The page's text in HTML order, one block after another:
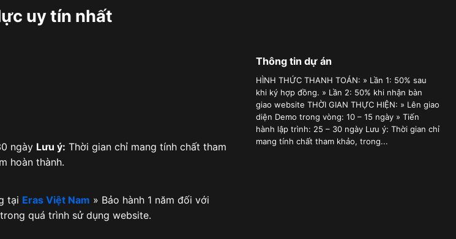
uy tín nhất
ngày Lưu ý: Thời gian chỉ mang tính chất tham
hoàn thành.
tại Eras Việt Nam » Bảo hành 1 năm đối với
quá trình sử dụng website.
Thông tin dự án
HÌNH THỨC THANH TOÁN: » Lần 1: 50% sau
khi ký hợp đồng. » Lần 2: 50% khi nhận bàn
giao website THỜI GIAN THỰC HIỆN: » Lên giao
diện Demo trong vòng: 10 – 15 ngày » Tiến
hành lập trình: 25 – 30 ngày Lưu ý: Thời gian chỉ
mang tính chất tham khảo, trong...